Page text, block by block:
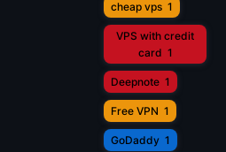
cheap vps 1
VPS with credit
card 1
Deepnote 1
Free VPN 1
GoDaddy 1